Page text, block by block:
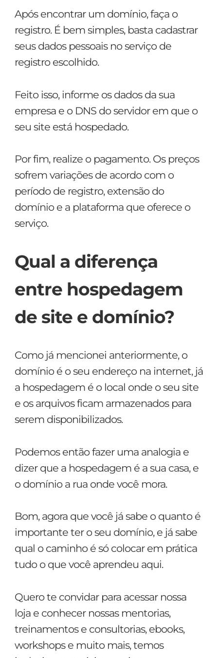
Após encontrar um domínio, faça o
registro. É bem simples, basta cadastrar
seus dados pessoais no serviço de
registro escolhido.
Feito isso, informe os dados da sua
empresa e o DNS do servidor em que o
seu site está hospedado.
Por fim, realize o pagamento. Os preços
sofrem variações de acordo com o
período de registro, extensão do
domínio e a plataforma que oferece o
serviço.
Qual a diferença
entre hospedagem
de site e domínio?
Como já mencionei anteriormente, o
domínio é o seu endereço na internet, já
a hospedagem é o local onde o seu site
e os arquivos ficam armazenados para
serem disponibilizados.
Podemos então fazer uma analogia e
dizer que a hospedagem é a sua casa, e
o domínio a rua onde você mora.
Bom, agora que você já sabe o quanto é
importante ter o seu domínio, e já sabe
qual o caminho é só colocar em prática
tudo o que você aprendeu aqui.
Quero te convidar para acessar nossa
loja e conhecer nossas mentorias,
treinamentos e consultorias, ebooks,
workshops e muito mais, temos